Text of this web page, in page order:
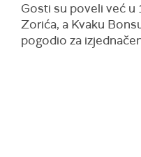
Gosti su poveli već
Zorića, a Kvaku
pogodio za